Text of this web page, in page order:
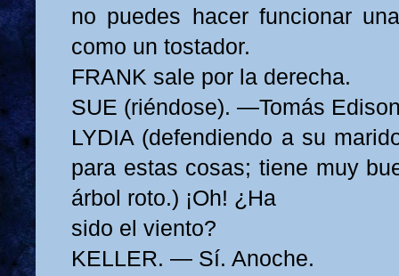
no puedes hacer funcionar
como un tostador.
FRANK sale por la derecha.
SUE (riéndose). —Tomás
LYDIA (defendiendo a su
para estas cosas; tiene muy
árbol roto.) ¡Oh! ¿Ha
sido el viento?
KELLER. — Sí. Anoche.